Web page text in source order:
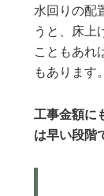
水回りの配
うと、床上
こともあれ
もあります。
工事金額に
は早い段階